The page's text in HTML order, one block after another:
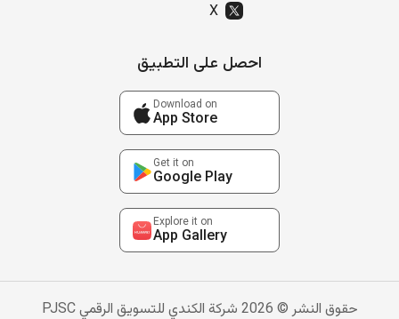
X
احصل على التطبيق
Download on
App Store
Get it on
Google Play
Explore it on
App Gallery
حقوق النشر © 2026 شركة الكندي للتسويق الرقمي PJSC